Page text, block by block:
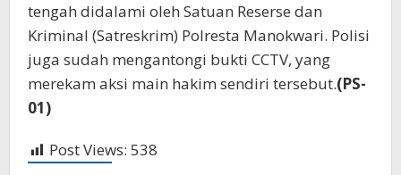
tengah didalami oleh Satuan Reserse dan
Kriminal (Satreskrim) Polresta Manokwari. Polisi
juga sudah mengantongi bukti CCTV, yang
merekam aksi main hakim sendiri tersebut.(PS-
01)
Post Views: 538